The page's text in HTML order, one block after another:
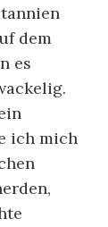
dem
es
ich mich